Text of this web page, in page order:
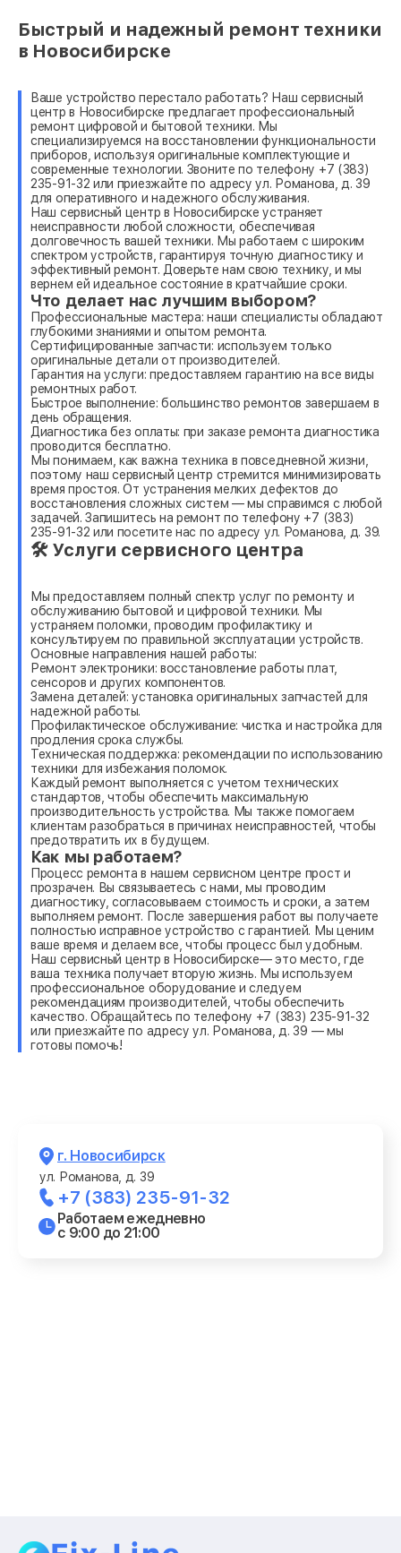
Быстрый и надежный ремонт техники
в Новосибирске
Ваше устройство перестало работать? Наш сервисный
центр в Новосибирске предлагает профессиональный
ремонт цифровой и бытовой техники. Мы
специализируемся на восстановлении функциональности
приборов, используя оригинальные комплектующие и
современные технологии. Звоните по телефону +7 (383)
235-91-32 или приезжайте по адресу ул. Романова, д. 39
для оперативного и надежного обслуживания.
Наш сервисный центр в Новосибирске устраняет
неисправности любой сложности, обеспечивая
долговечность вашей техники. Мы работаем с широким
спектром устройств, гарантируя точную диагностику и
эффективный ремонт. Доверьте нам свою технику, и мы
вернем ей идеальное состояние в кратчайшие сроки.
Что делает нас лучшим выбором?
Профессиональные мастера: наши специалисты обладают
глубокими знаниями и опытом ремонта.
Сертифицированные запчасти: используем только
оригинальные детали от производителей.
Гарантия на услуги: предоставляем гарантию на все виды
ремонтных работ.
Быстрое выполнение: большинство ремонтов завершаем в
день обращения.
Диагностика без оплаты: при заказе ремонта диагностика
проводится бесплатно.
Мы понимаем, как важна техника в повседневной жизни,
поэтому наш сервисный центр стремится минимизировать
время простоя. От устранения мелких дефектов до
восстановления сложных систем — мы справимся с любой
задачей. Запишитесь на ремонт по телефону +7 (383)
235-91-32 или посетите нас по адресу ул. Романова, д. 39.
🛠 Услуги сервисного центра
Мы предоставляем полный спектр услуг по ремонту и
обслуживанию бытовой и цифровой техники. Мы
устраняем поломки, проводим профилактику и
консультируем по правильной эксплуатации устройств.
Основные направления нашей работы:
Ремонт электроники: восстановление работы плат,
сенсоров и других компонентов.
Замена деталей: установка оригинальных запчастей для
надежной работы.
Профилактическое обслуживание: чистка и настройка для
продления срока службы.
Техническая поддержка: рекомендации по использованию
техники для избежания поломок.
Каждый ремонт выполняется с учетом технических
стандартов, чтобы обеспечить максимальную
производительность устройства. Мы также помогаем
клиентам разобраться в причинах неисправностей, чтобы
предотвратить их в будущем.
Как мы работаем?
Процесс ремонта в нашем сервисном центре прост и
прозрачен. Вы связываетесь с нами, мы проводим
диагностику, согласовываем стоимость и сроки, а затем
выполняем ремонт. После завершения работ вы получаете
полностью исправное устройство с гарантией. Мы ценим
ваше время и делаем все, чтобы процесс был удобным.
Наш сервисный центр в Новосибирске— это место, где
ваша техника получает вторую жизнь. Мы используем
профессиональное оборудование и следуем
рекомендациям производителей, чтобы обеспечить
качество. Обращайтесь по телефону +7 (383) 235-91-32
или приезжайте по адресу ул. Романова, д. 39 — мы
готовы помочь!
г. Новосибирск
ул. Романова, д. 39
+7 (383) 235-91-32
Работаем ежедневно
с 9:00 до 21:00